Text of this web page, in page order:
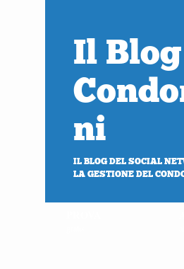
Il
ni
IL BLOG DEL SOCIAL
LA GESTIONE DEL